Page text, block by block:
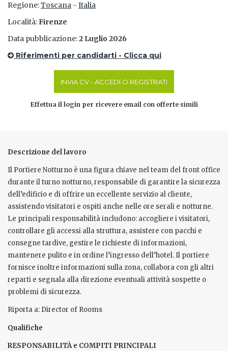
Regione:Toscana - Italia
Località:Firenze
Data pubblicazione:2 Luglio 2026
Riferimenti per candidarti - Clicca qui
INVIA CV - ACCEDI O REGISTRATI
Effettua il login per ricevere email con offerte simili
Descrizione del lavoro
Il Portiere Notturno è una figura chiave nel team del front office
durante il turno notturno, responsabile di garantire la sicurezza
dell’edificio e di offrire un eccellente servizio al cliente,
assistendo visitatori e ospiti anche nelle ore serali e notturne.
Le principali responsabilità includono: accogliere i visitatori,
controllare gli accessi alla struttura, assistere con pacchi e
consegne tardive, gestire le richieste di informazioni,
mantenere pulito e in ordine l’ingresso dell’hotel. Il portiere
fornisce inoltre informazioni sulla zona, collabora con gli altri
reparti e segnala alla direzione eventuali attività sospette o
problemi di sicurezza.
Riporta a: Director of Rooms
Qualifiche
RESPONSABILITÀ e COMPITI PRINCIPALI